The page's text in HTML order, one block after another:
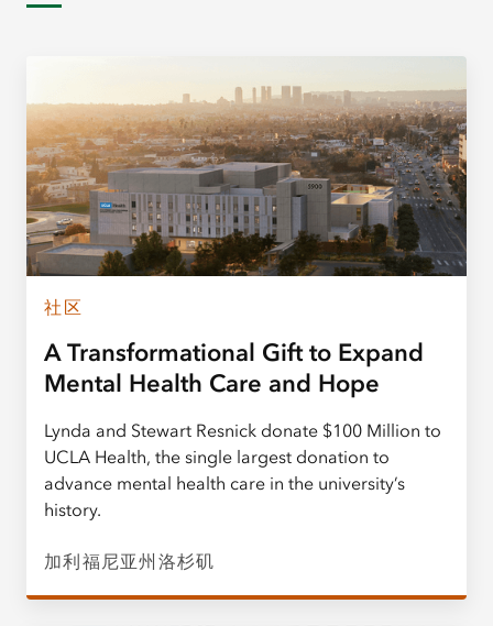
社区
A Transformational Gift to Expand
Mental Health Care and Hope
Lynda and Stewart Resnick donate $100 Million to
UCLA Health, the single largest donation to
advance mental health care in the university’s
history.
加利福尼亚州洛杉矶